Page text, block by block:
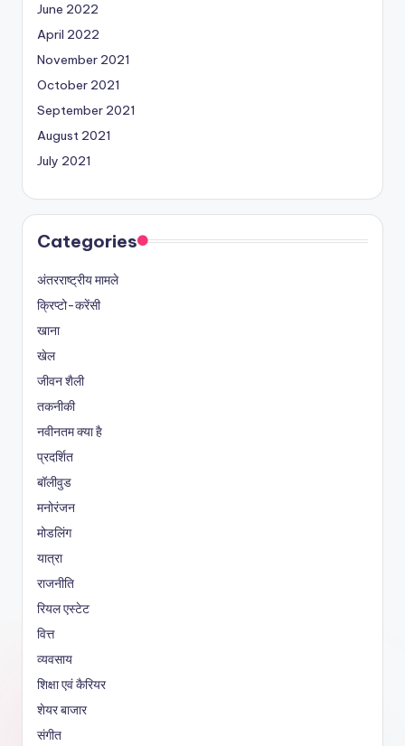
June 2022
April 2022
November 2021
October 2021
September 2021
August 2021
July 2021
Categories
अंतरराष्ट्रीय मामले
क्रिप्टो-करेंसी
खाना
खेल
जीवन शैली
तकनीकी
नवीनतम क्या है
प्रदर्शित
बॉलीवुड
मनोरंजन
मोडलिंग
यात्रा
राजनीति
रियल एस्टेट
वित्त
व्यवसाय
शिक्षा एवं कैरियर
शेयर बाजार
संगीत